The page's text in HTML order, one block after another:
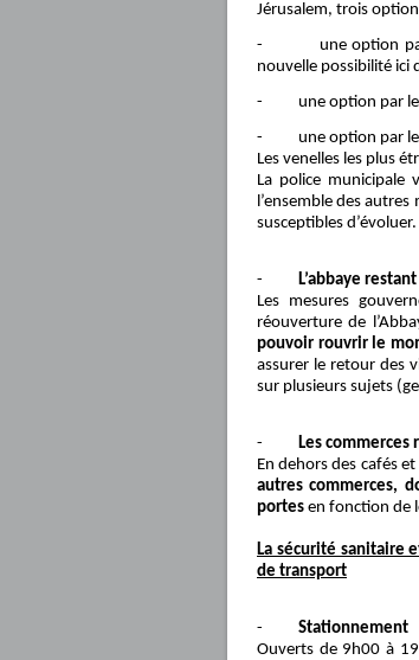
Jérusalem, trois
- une option par la
nouvelle possibilité ici
- une option par les
- une option par le
Les venelles les plus
La police municipale
l’ensemble des
susceptibles d’évoluer.
- L’abbaye
Les mesures
réouverture de
pouvoir rouvrir le
assurer le retour des
sur plusieurs sujets
- Les
En dehors des cafés
autres commerces,
portes en fonction de
La sécurité sanitaire
de transport
- Stationnement
Ouverts de 9h00 à